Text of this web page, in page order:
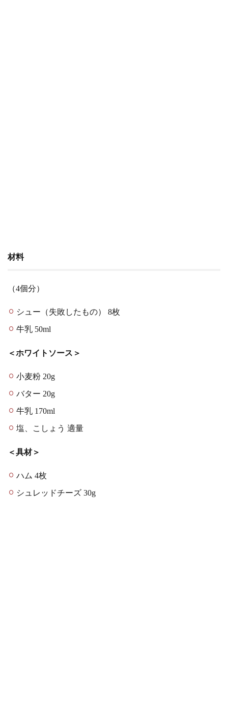
材料
（4個分）
シュー（失敗したもの） 8枚
牛乳 50ml
＜ホワイトソース＞
小麦粉 20g
バター 20g
牛乳 170ml
塩、こしょう 適量
＜具材＞
ハム 4枚
シュレッドチーズ 30g